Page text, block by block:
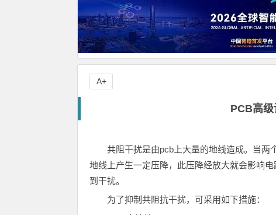
PCB高
共阻干扰是由pcb上大量的地线造成。当两
地线上产生一定压降，此压降经放大就会影响
到干扰。
为了抑制共阻抗干扰，可采用如下措施：
A+